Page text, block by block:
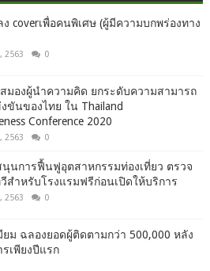
ง coverเพื่อคนพิเศษ (ผู้มีความบกพร่องทาง
2563 0
มองผู้นำความคิด ยกระดับความสามารถ
ขันของไทย ใน Thailand
Conference 2020
2563 0
นการฟื้นฟูอุตสาหกรรมท่องเที่ยว ตรวจ
สำหรับโรงแรมฟรีก่อนเปิดให้บริการ
2563 0
ม ฉลองยอดผู้ติดตามกว่า 500,000 หลัง
รเพียงปีแรก